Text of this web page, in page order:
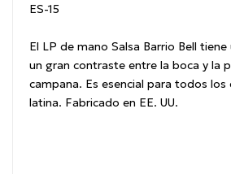
ES-15
El LP de mano Salsa Barrio Bell
un gran contraste entre la boca y la
campana. Es esencial para todos los
latina. Fabricado en EE. UU.